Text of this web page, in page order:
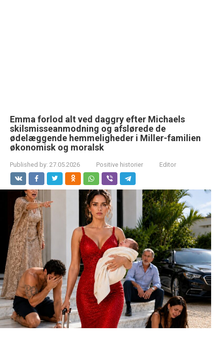
Emma forlod alt ved daggry efter Michaels
skilsmisseanmodning og afslørede de
ødelæggende hemmeligheder i Miller-familien
økonomisk og moralsk
Published by: 27.05.2026 Positive historier Editor